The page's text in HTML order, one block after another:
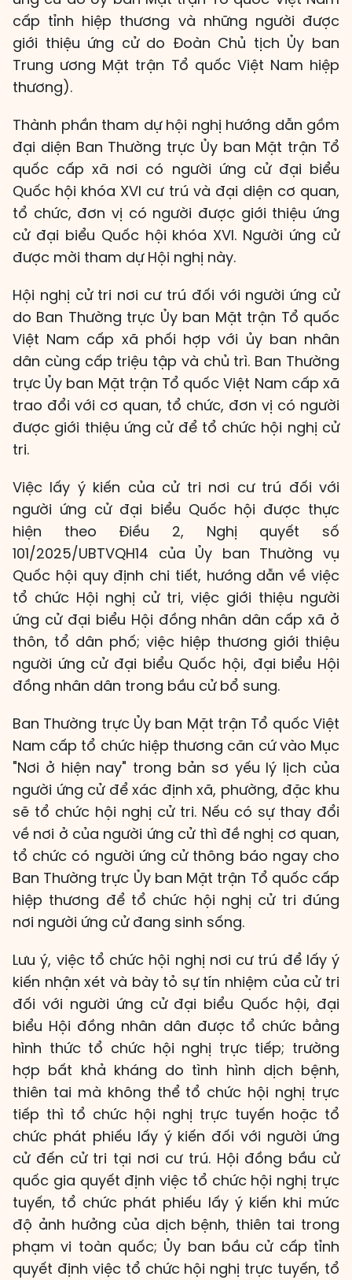
cấp tỉnh hiệp thương và những người được
giới thiệu ứng cử do Đoàn Chủ tịch Ủy ban
Trung ương Mặt trận Tổ quốc Việt Nam hiệp
thương).
Thành phần tham dự hội nghị hướng dẫn gồm
đại diện Ban Thường trực Ủy ban Mặt trận Tổ
quốc cấp xã nơi có người ứng cử đại biểu
Quốc hội khóa XVI cư trú và đại diện cơ quan,
tổ chức, đơn vị có người được giới thiệu ứng
cử đại biểu Quốc hội khóa XVI. Người ứng cử
được mời tham dự Hội nghị này.
Hội nghị cử tri nơi cư trú đối với người ứng cử
do Ban Thường trực Ủy ban Mặt trận Tổ quốc
Việt Nam cấp xã phối hợp với ủy ban nhân
dân cùng cấp triệu tập và chủ trì. Ban Thường
trực Ủy ban Mặt trận Tổ quốc Việt Nam cấp xã
trao đổi với cơ quan, tổ chức, đơn vị có người
được giới thiệu ứng cử để tổ chức hội nghị cử
tri.
Việc lấy ý kiến của cử tri nơi cư trú đối với
người ứng cử đại biểu Quốc hội được thực
hiện theo Điều 2, Nghị quyết số
101/2025/UBTVQH14 của Ủy ban Thường vụ
Quốc hội quy định chi tiết, hướng dẫn về việc
tổ chức Hội nghị cử tri, việc giới thiệu người
ứng cử đại biểu Hội đồng nhân dân cấp xã ở
thôn, tổ dân phố; việc hiệp thương giới thiệu
người ứng cử đại biểu Quốc hội, đại biểu Hội
đồng nhân dân trong bầu cử bổ sung.
Ban Thường trực Ủy ban Mặt trận Tổ quốc Việt
Nam cấp tổ chức hiệp thương căn cứ vào Mục
"Nơi ở hiện nay" trong bản sơ yếu lý lịch của
người ứng cử để xác định xã, phường, đặc khu
sẽ tổ chức hội nghị cử tri. Nếu có sự thay đổi
về nơi ở của người ứng cử thì đề nghị cơ quan,
tổ chức có người ứng cử thông báo ngay cho
Ban Thường trực Ủy ban Mặt trận Tổ quốc cấp
hiệp thương để tổ chức hội nghị cử tri đúng
nơi người ứng cử đang sinh sống.
Lưu ý, việc tổ chức hội nghị nơi cư trú để lấy ý
kiến nhận xét và bày tỏ sự tín nhiệm của cử tri
đối với người ứng cử đại biểu Quốc hội, đại
biểu Hội đồng nhân dân được tổ chức bằng
hình thức tổ chức hội nghị trực tiếp; trường
hợp bất khả kháng do tình hình dịch bệnh,
thiên tai mà không thể tổ chức hội nghị trực
tiếp thì tổ chức hội nghị trực tuyến hoặc tổ
chức phát phiếu lấy ý kiến đối với người ứng
cử đến cử tri tại nơi cư trú. Hội đồng bầu cử
quốc gia quyết định việc tổ chức hội nghị trực
tuyến, tổ chức phát phiếu lấy ý kiến khi mức
độ ảnh hưởng của dịch bệnh, thiên tai trong
phạm vi toàn quốc; Ủy ban bầu cử cấp tỉnh
quyết định việc tổ chức hội nghị trực tuyến, tổ